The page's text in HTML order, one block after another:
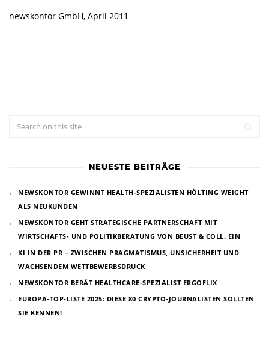
newskontor GmbH, April 2011
NEUESTE BEITRÄGE
NEWSKONTOR GEWINNT HEALTH-SPEZIALISTEN HÖLTING WEIGHT
ALS NEUKUNDEN
NEWSKONTOR GEHT STRATEGISCHE PARTNERSCHAFT MIT
WIRTSCHAFTS- UND POLITIKBERATUNG VON BEUST & COLL. EIN
KI IN DER PR – ZWISCHEN PRAGMATISMUS, UNSICHERHEIT UND
WACHSENDEM WETTBEWERBSDRUCK
NEWSKONTOR BERÄT HEALTHCARE-SPEZIALIST ERGOFLIX
EUROPA-TOP-LISTE 2025: DIESE 80 CRYPTO-JOURNALISTEN SOLLTEN
SIE KENNEN!